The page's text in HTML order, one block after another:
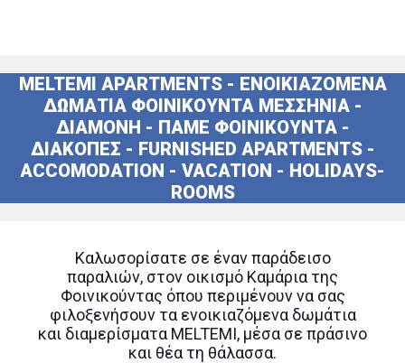
MELTEMI APARTMENTS - ΕΝΟΙΚΙΑΖΟΜΕΝΑ
ΔΩΜΑΤΙΑ ΦΟΙΝΙΚΟΥΝΤΑ ΜΕΣΣΗΝΙΑ -
ΔΙΑΜΟΝΗ - ΠΑΜΕ ΦΟΙΝΙΚΟΥΝΤΑ -
ΔΙΑΚΟΠΕΣ - FURNISHED APARTMENTS -
ACCOMODATION - VACATION - HOLIDAYS-
ROOMS
Καλωσορίσατε σε έναν παράδεισο
παραλιών, στον οικισμό Καμάρια της
Φοινικούντας όπου περιμένουν να σας
φιλοξενήσουν τα ενοικιαζόμενα δωμάτια
και διαμερίσματα MELTEMI, μέσα σε πράσινο
και θέα τη θάλασσα.